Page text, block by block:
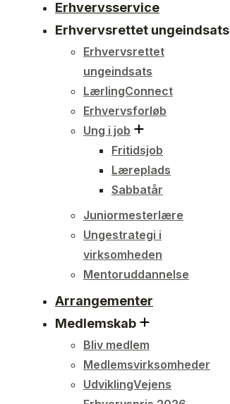
Erhvervsservice
Erhvervsrettet ungeindsats
Erhvervsrettet
ungeindsats
LærlingConnect
Erhvervsforløb
Ung i job
Fritidsjob
Læreplads
Sabbatår
Juniormesterlære
Ungestrategi i
virksomheden
Mentoruddannelse
Arrangementer
Medlemskab
Bliv medlem
Medlemsvirksomheder
UdviklingVejens